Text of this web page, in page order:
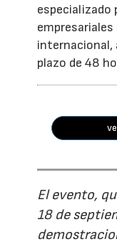
especializado
internacional,
plazo de 48
El evento,
18 de